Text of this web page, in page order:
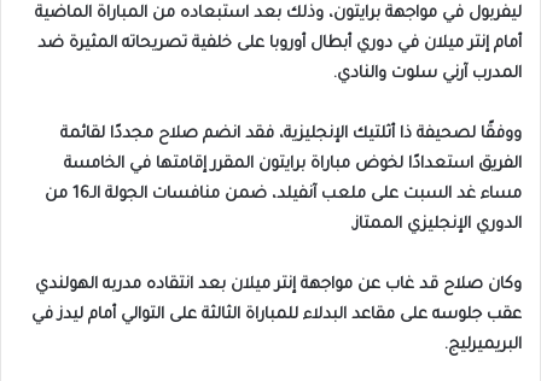
ليفربول في مواجهة برايتون، وذلك بعد استبعاده من المباراة الماضية
أمام إنتر ميلان في دوري أبطال أوروبا على خلفية تصريحاته المثيرة ضد
المدرب آرني سلوت والنادي.
ووفقًا لصحيفة ذا أثلتيك الإنجليزية، فقد انضم صلاح مجددًا لقائمة
الفريق استعدادًا لخوض مباراة برايتون المقرر إقامتها في الخامسة
مساء غد السبت على ملعب آنفيلد، ضمن منافسات الجولة الـ16 من
الدوري الإنجليزي الممتاز.
وكان صلاح قد غاب عن مواجهة إنتر ميلان بعد انتقاده مدربه الهولندي
عقب جلوسه على مقاعد البدلاء للمباراة الثالثة على التوالي أمام ليدز في
البريميرليج.